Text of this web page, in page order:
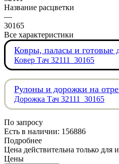
Название расцветки
—
30165
Все характеристики
Ковры, паласы и готовые
Ковер Тач 32111_30165
Рулоны и дорожки на
Дорожка Тач 32111_30165
По запросу
Есть в наличии: 156886
Подробнее
Цена действительна только для
Цены